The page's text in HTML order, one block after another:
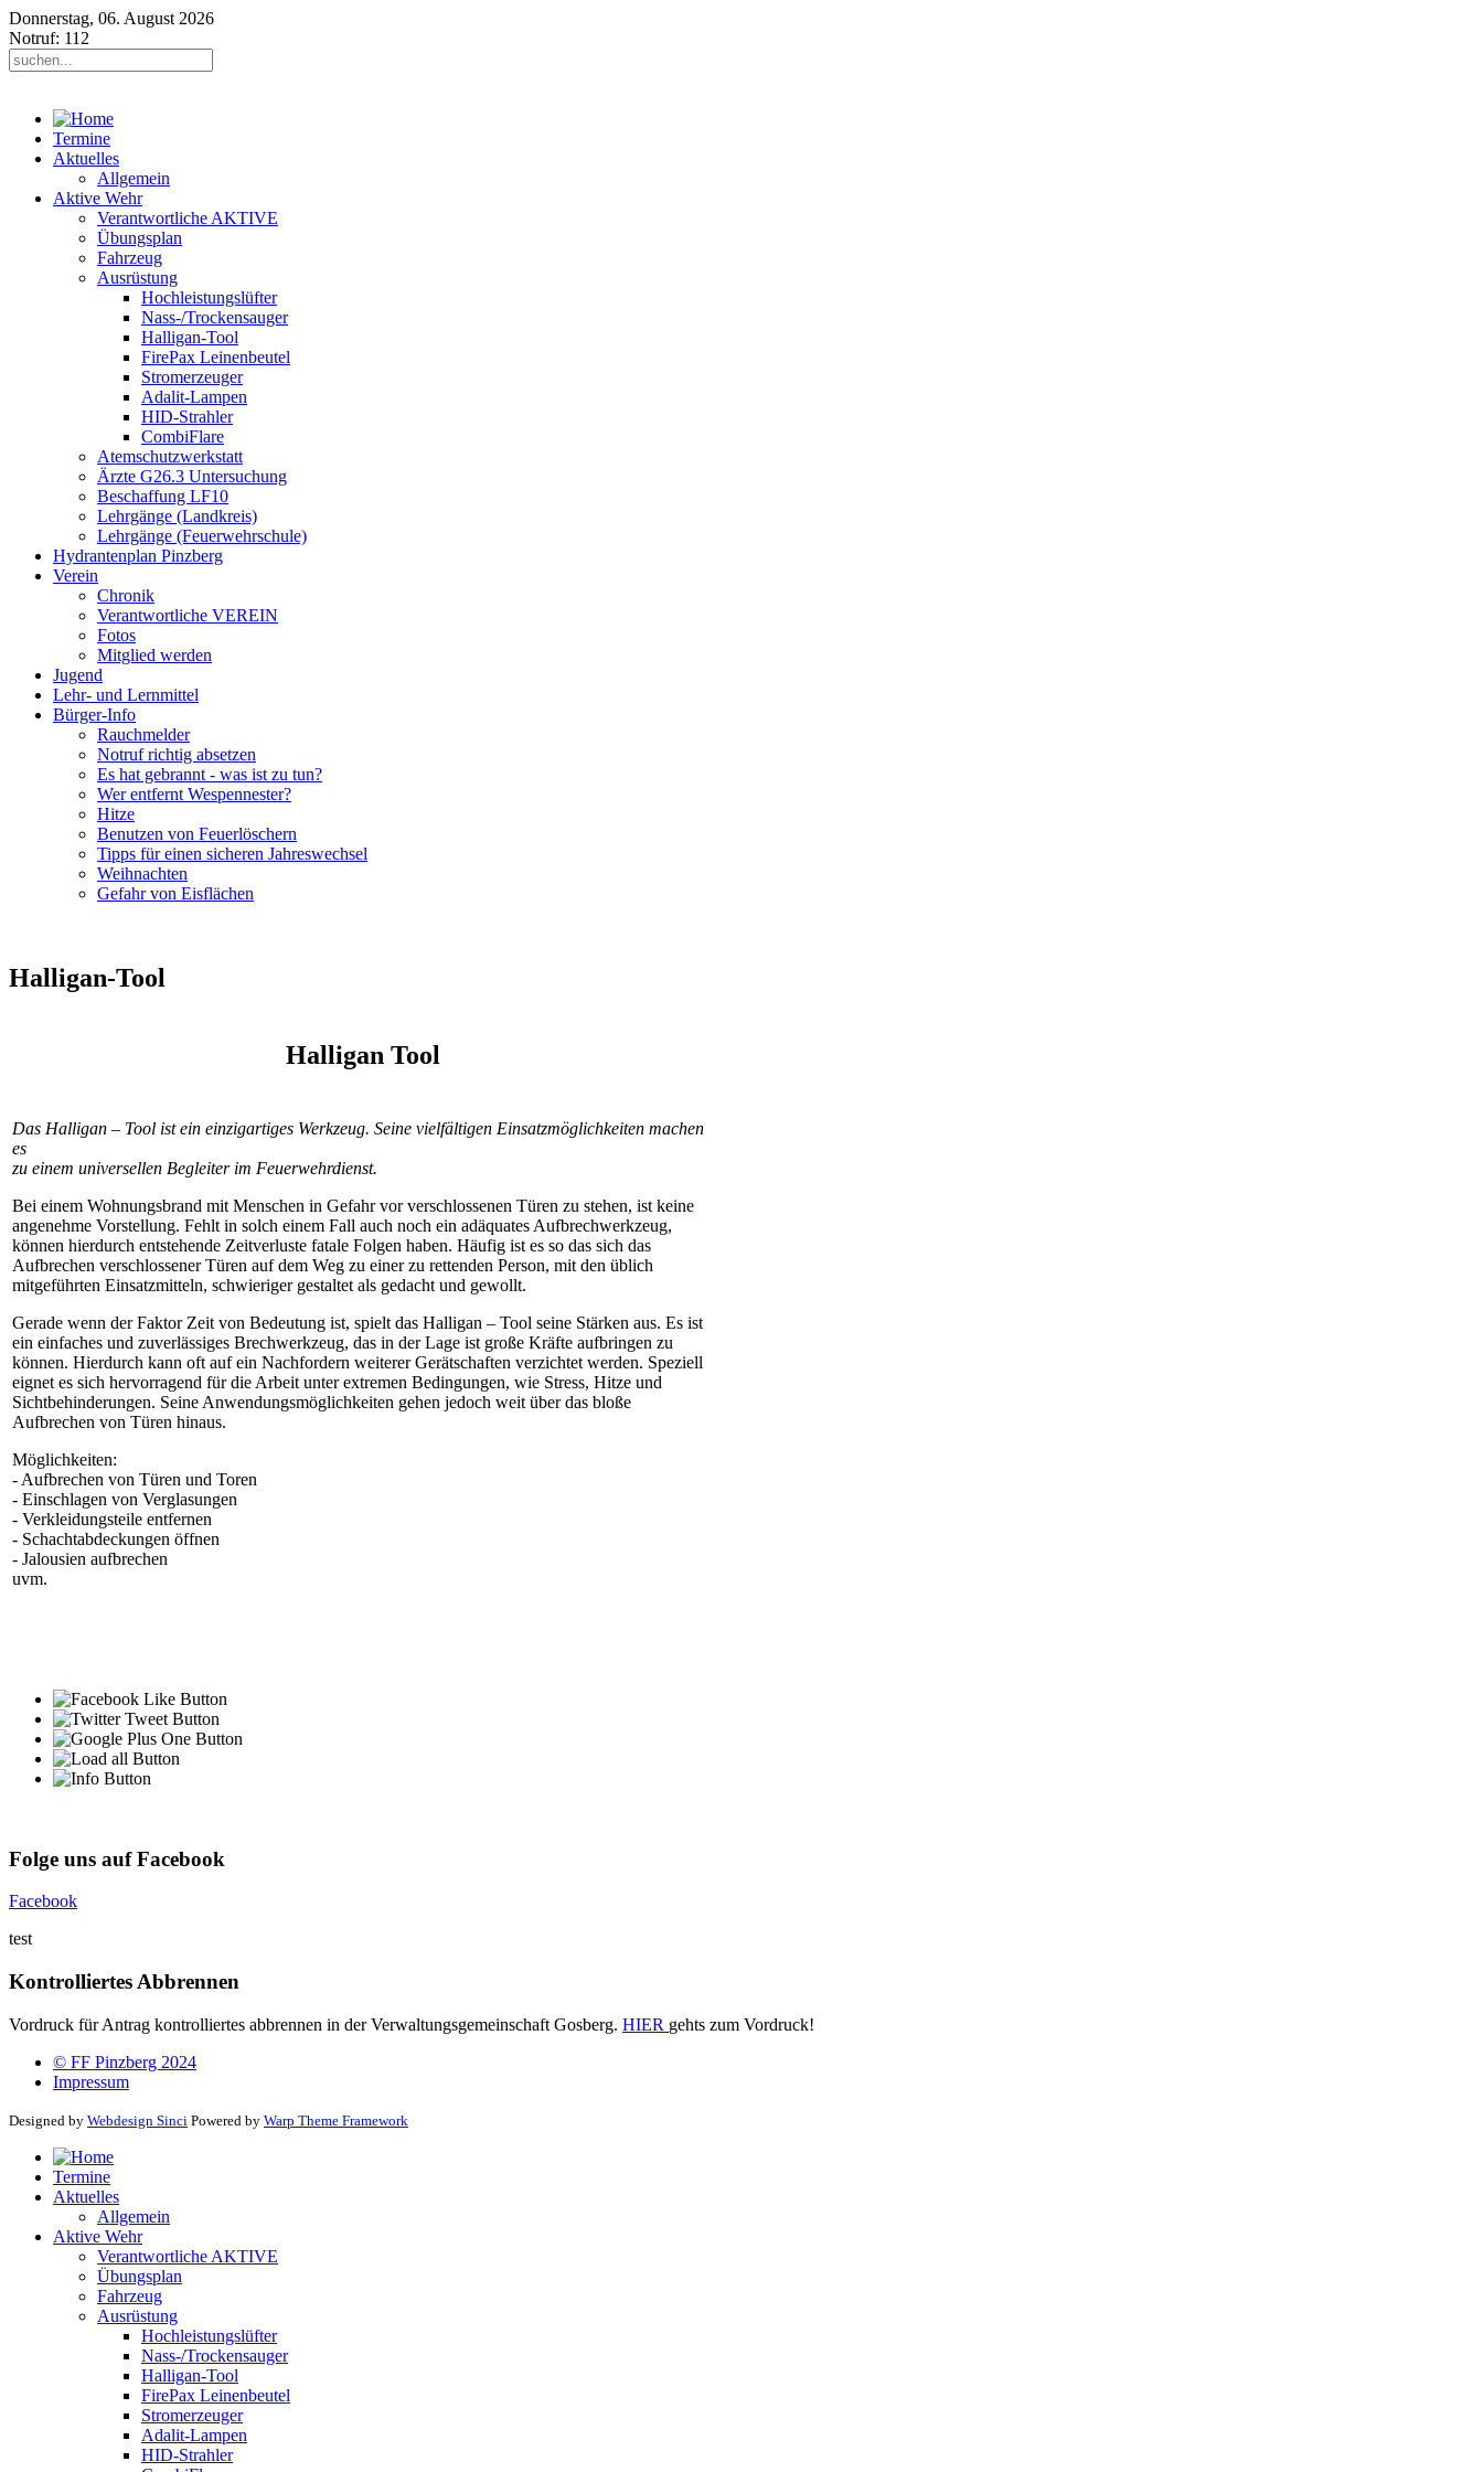
Donnerstag, 06. August 2026
Notruf: 112
Termine
Aktuelles
Allgemein
Aktive Wehr
Verantwortliche AKTIVE
Übungsplan
Fahrzeug
Ausrüstung
Hochleistungslüfter
Nass-/Trockensauger
Halligan-Tool
FirePax Leinenbeutel
Stromerzeuger
Adalit-Lampen
HID-Strahler
CombiFlare
Atemschutzwerkstatt
Ärzte G26.3 Untersuchung
Beschaffung LF10
Lehrgänge (Landkreis)
Lehrgänge (Feuerwehrschule)
Hydrantenplan Pinzberg
Verein
Chronik
Verantwortliche VEREIN
Fotos
Mitglied werden
Jugend
Lehr- und Lernmittel
Bürger-Info
Rauchmelder
Notruf richtig absetzen
Es hat gebrannt - was ist zu tun?
Wer entfernt Wespennester?
Hitze
Benutzen von Feuerlöschern
Tipps für einen sicheren Jahreswechsel
Weihnachten
Gefahr von Eisflächen
Halligan-Tool
Halligan Tool
Das Halligan – Tool ist ein einzigartiges Werkzeug. Seine vielfältigen Einsatzmöglichkeiten machen
es
zu einem universellen Begleiter im Feuerwehrdienst.
Bei einem Wohnungsbrand mit Menschen in Gefahr vor verschlossenen Türen zu stehen, ist keine
angenehme Vorstellung. Fehlt in solch einem Fall auch noch ein adäquates Aufbrechwerkzeug,
können hierdurch entstehende Zeitverluste fatale Folgen haben. Häufig ist es so das sich das
Aufbrechen verschlossener Türen auf dem Weg zu einer zu rettenden Person, mit den üblich
mitgeführten Einsatzmitteln, schwieriger gestaltet als gedacht und gewollt.
Gerade wenn der Faktor Zeit von Bedeutung ist, spielt das Halligan – Tool seine Stärken aus. Es ist
ein einfaches und zuverlässiges Brechwerkzeug, das in der Lage ist große Kräfte aufbringen zu
können. Hierdurch kann oft auf ein Nachfordern weiterer Gerätschaften verzichtet werden. Speziell
eignet es sich hervorragend für die Arbeit unter extremen Bedingungen, wie Stress, Hitze und
Sichtbehinderungen. Seine Anwendungsmöglichkeiten gehen jedoch weit über das bloße
Aufbrechen von Türen hinaus.
Möglichkeiten:
- Aufbrechen von Türen und Toren
- Einschlagen von Verglasungen
- Verkleidungsteile entfernen
- Schachtabdeckungen öffnen
- Jalousien aufbrechen
uvm.
Folge uns auf Facebook
Facebook
test
Kontrolliertes Abbrennen
Vordruck für Antrag kontrolliertes abbrennen in der Verwaltungsgemeinschaft Gosberg. HIER gehts zum Vordruck!
© FF Pinzberg 2024
Impressum
Designed by Webdesign Sinci Powered by Warp Theme Framework
Termine
Aktuelles
Allgemein
Aktive Wehr
Verantwortliche AKTIVE
Übungsplan
Fahrzeug
Ausrüstung
Hochleistungslüfter
Nass-/Trockensauger
Halligan-Tool
FirePax Leinenbeutel
Stromerzeuger
Adalit-Lampen
HID-Strahler